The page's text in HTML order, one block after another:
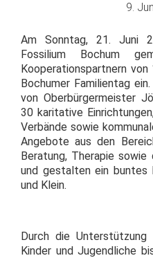
9.
Am Sonntag, 21. Juni
Fossilium Bochum
Kooperationspartnern von
Bochumer Familientag
von Oberbürgermeister
30 karitative
Verbände sowie
Angebote aus den
Beratung, Therapie
und gestalten ein buntes
und Klein.
Durch die Unterstützung
Kinder und Jugendliche